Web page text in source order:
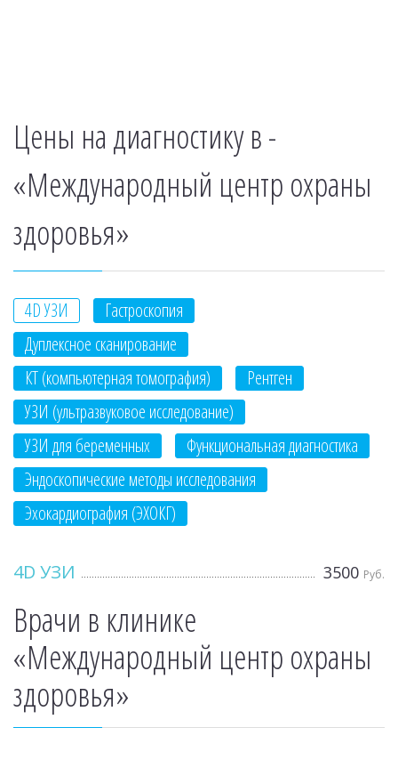
Цены на диагностику в -
«Международный центр охраны
здоровья»
4D УЗИ
Гастроскопия
Дуплексное сканирование
КТ (компьютерная томография)
Рентген
УЗИ (ультразвуковое исследование)
УЗИ для беременных
Функциональная диагностика
Эндоскопические методы исследования
Эхокардиография (ЭХОКГ)
4D УЗИ 3500 Руб.
Врачи в клинике
«Международный центр охраны
здоровья»